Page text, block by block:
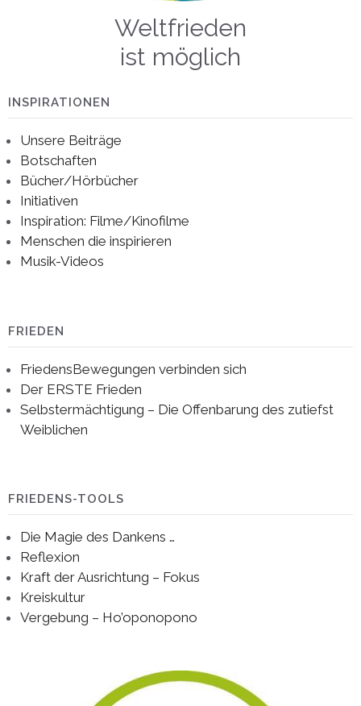
Weltfrieden
ist möglich
INSPIRATIONEN
Unsere Beiträge
Botschaften
Bücher/Hörbücher
Initiativen
Inspiration: Filme/Kinofilme
Menschen die inspirieren
Musik-Videos
FRIEDEN
FriedensBewegungen verbinden sich
Der ERSTE Frieden
Selbstermächtigung – Die Offenbarung des zutiefst
Weiblichen
FRIEDENS-TOOLS
Die Magie des Dankens …
Reflexion
Kraft der Ausrichtung – Fokus
Kreiskultur
Vergebung – Ho’oponopono